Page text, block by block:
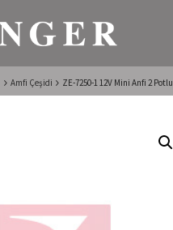
Amfi Çeşidi ZE-7250-1 12V Mini Anfi 2 Potlu